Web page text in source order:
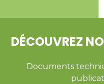
DÉCOUVREZ
Documents